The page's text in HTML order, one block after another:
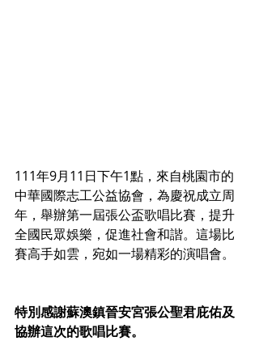
111年9月11日下午1點，來自桃園市的
中華國際志工公益協會，為慶祝成立周
年，舉辦第一屆張公盃歌唱比賽，提升
全國民眾娛樂，促進社會和諧。這場比
賽高手如雲，宛如一場精彩的演唱會。
特別感謝蘇澳鎮晉安宮張公聖君庇佑及
協辦這次的歌唱比賽。